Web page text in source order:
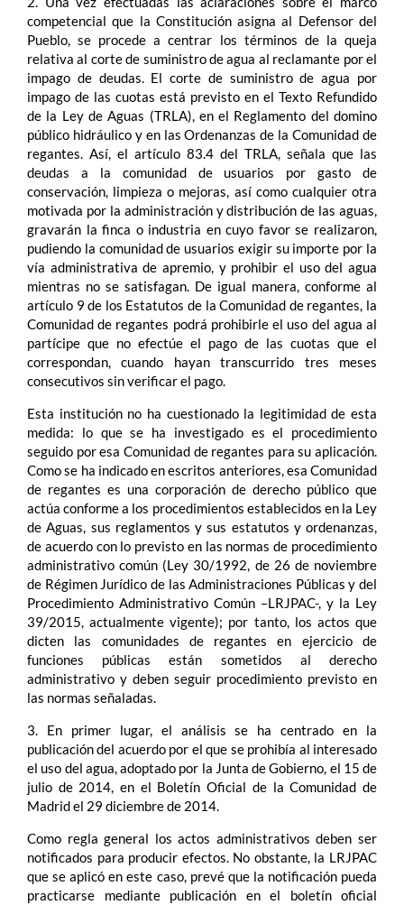
competencial que la Constitución asigna al Defensor del
Pueblo, se procede a centrar los términos de la queja
relativa al corte de suministro de agua al reclamante por el
impago de deudas. El corte de suministro de agua por
impago de las cuotas está previsto en el Texto Refundido
de la Ley de Aguas (TRLA), en el Reglamento del domino
público hidráulico y en las Ordenanzas de la Comunidad de
regantes. Así, el artículo 83.4 del TRLA, señala que las
deudas a la comunidad de usuarios por gasto de
conservación, limpieza o mejoras, así como cualquier otra
motivada por la administración y distribución de las aguas,
gravarán la finca o industria en cuyo favor se realizaron,
pudiendo la comunidad de usuarios exigir su importe por la
vía administrativa de apremio, y prohibir el uso del agua
mientras no se satisfagan. De igual manera, conforme al
artículo 9 de los Estatutos de la Comunidad de regantes, la
Comunidad de regantes podrá prohibirle el uso del agua al
partícipe que no efectúe el pago de las cuotas que el
correspondan, cuando hayan transcurrido tres meses
consecutivos sin verificar el pago.
Esta institución no ha cuestionado la legitimidad de esta
medida: lo que se ha investigado es el procedimiento
seguido por esa Comunidad de regantes para su aplicación.
Como se ha indicado en escritos anteriores, esa Comunidad
de regantes es una corporación de derecho público que
actúa conforme a los procedimientos establecidos en la Ley
de Aguas, sus reglamentos y sus estatutos y ordenanzas,
de acuerdo con lo previsto en las normas de procedimiento
administrativo común (Ley 30/1992, de 26 de noviembre
de Régimen Jurídico de las Administraciones Públicas y del
Procedimiento Administrativo Común –LRJPAC-, y la Ley
39/2015, actualmente vigente); por tanto, los actos que
dicten las comunidades de regantes en ejercicio de
funciones públicas están sometidos al derecho
administrativo y deben seguir procedimiento previsto en
las normas señaladas.
3. En primer lugar, el análisis se ha centrado en la
publicación del acuerdo por el que se prohibía al interesado
el uso del agua, adoptado por la Junta de Gobierno, el 15 de
julio de 2014, en el Boletín Oficial de la Comunidad de
Madrid el 29 diciembre de 2014.
Como regla general los actos administrativos deben ser
notificados para producir efectos. No obstante, la LRJPAC
que se aplicó en este caso, prevé que la notificación pueda
practicarse mediante publicación en el boletín oficial